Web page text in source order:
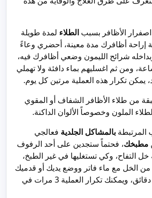
الأظافر بسبب الطلاء لمدة طويلة
إراحة أظافرك مدة معينة، أحضري وعاءً
وبداخله شرائح الليمون وضعي أظافرك فيه،
ومن ثم اغسليهم بماء دافئة ولا تهملي
يمكن تكرار هذه العملية مرتين كل يوم.
من طلاء الأظافر الشفاف أو المقوي
الملون وخصوصاً الألوان الداكنة.
المرتبطة بالمشاكل الجلدية فعالجي
مطبخك، فحتماً ستجدين على أحد الرفوف
خل التفاح، وكي تستغليها في غير الطبخ،
الخل مع ماء فاتر ووضع يديك أو قدميك
بالمزيج لمدة عشر دقائق، ويمكنك تكرار العملية 3 مرات في